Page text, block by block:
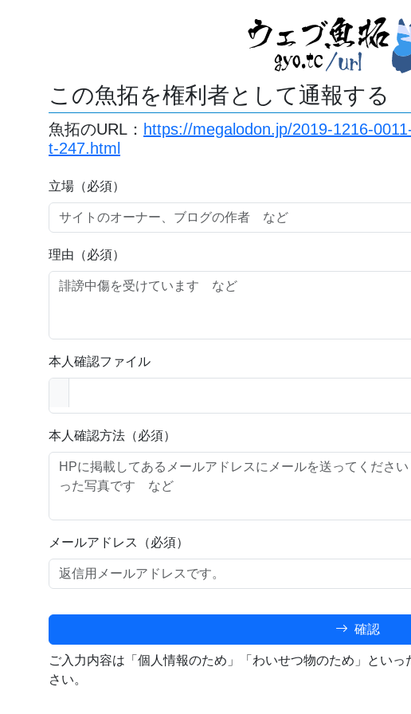
この魚拓を権利者として通報する
魚拓のURL： https://megalodon.jp/2019-1216-
t-247.html
立場（必須）
理由（必須）
本人確認ファイル
本人確認方法（必須）
メールアドレス（必須）
確認
ご入力内容は「個人情報のため」「わいせつ物のため」とい
さい。